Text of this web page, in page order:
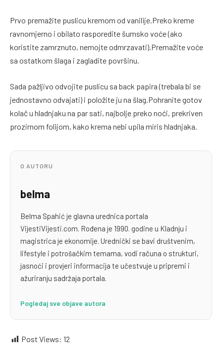
Prvo premažite puslicu kremom od vanilije.Preko kreme
ravnomjerno i obilato rasporedite šumsko voće (ako
koristite zamrznuto, nemojte odmrzavati).Premažite voće
sa ostatkom šlaga i zagladite površinu.
Sada pažljivo odvojite puslicu sa back papira (trebala bi se
jednostavno odvajati) i položite ju na šlag.Pohranite gotov
kolač u hladnjaku na par sati, najbolje preko noći, prekriven
prozirnom folijom, kako krema nebi upila miris hladnjaka.
O AUTORU
belma
Belma Spahić je glavna urednica portala
VijestiVijesti.com. Rođena je 1990. godine u Kladnju i
magistrica je ekonomije. Urednički se bavi društvenim,
lifestyle i potrošačkim temama, vodi računa o strukturi,
jasnoći i provjeri informacija te učestvuje u pripremi i
ažuriranju sadržaja portala.
Pogledaj sve objave autora
Post Views: 12